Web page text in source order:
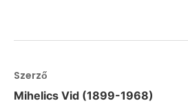
Szerző
Mihelics Vid (1899-1968)